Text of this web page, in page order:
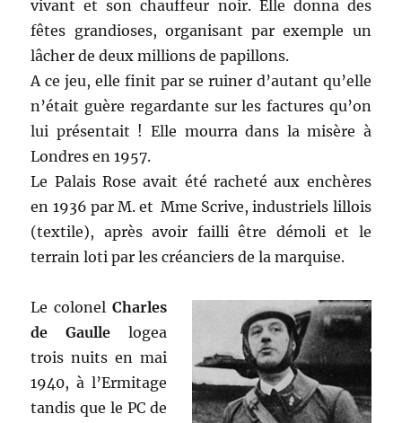
vivant et son chauffeur noir. Elle donna des
fêtes grandioses, organisant par exemple un
lâcher de deux millions de papillons.
A ce jeu, elle finit par se ruiner d’autant qu’elle
n’était guère regardante sur les factures qu’on
lui présentait ! Elle mourra dans la misère à
Londres en 1957.
Le Palais Rose avait été racheté aux enchères
en 1936 par M. et Mme Scrive, industriels lillois
(textile), après avoir failli être démoli et le
terrain loti par les créanciers de la marquise.
Le colonel Charles
de Gaulle logea
trois nuits en mai
1940, à l’Ermitage
tandis que le PC de